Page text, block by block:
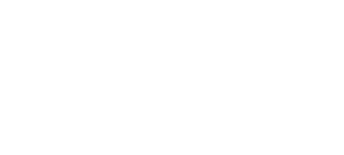
As aplicações de nível empresarial requerem TDM
multifacetados. O TDM beneficia todas as principais
Além disso, os processos de ofuscação da TDM
dados pessoais ou sensíveis, incluindo quaisquer